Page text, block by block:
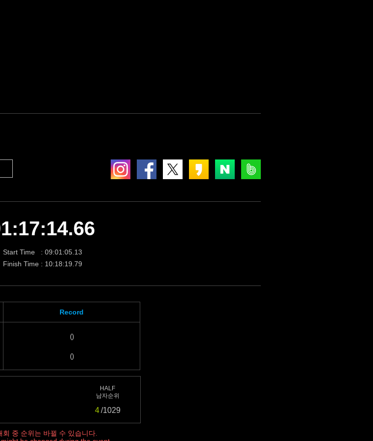
Start Time : 09:01:05.13
Finish Time : 10:18:19.79
Record
()
()
HALF
남자순위
4/1029
중 순위는 바뀔 수 있습니다.